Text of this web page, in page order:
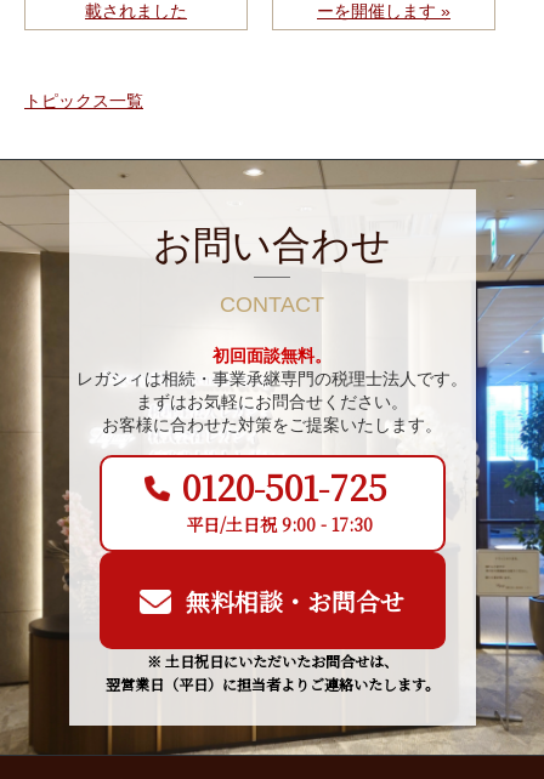
載されました
ーを開催します »
トピックス一覧
お問い合わせ
CONTACT
初回面談無料。
レガシィは相続・事業承継専門の税理士法人です。
まずはお気軽にお問合せください。
お客様に合わせた対策をご提案いたします。
0120-501-725
平日/土日祝 9:00 - 17:30
無料相談・お問合せ
※ 土日祝日にいただいたお問合せは、
翌営業日（平日）に担当者よりご連絡いたします。